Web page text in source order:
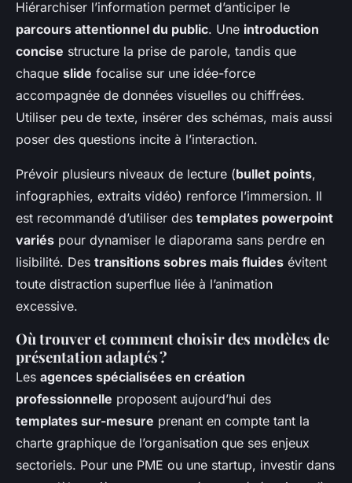
Hiérarchiser l’information permet d’anticiper le
parcours attentionnel du public. Une introduction
concise structure la prise de parole, tandis que
chaque slide focalise sur une idée-force
accompagnée de données visuelles ou chiffrées.
Utiliser peu de texte, insérer des schémas, mais aussi
poser des questions incite à l’interaction.
Prévoir plusieurs niveaux de lecture (bullet points,
infographies, extraits vidéo) renforce l’immersion. Il
est recommandé d’utiliser des templates powerpoint
variés pour dynamiser le diaporama sans perdre en
lisibilité. Des transitions sobres mais fluides évitent
toute distraction superflue liée à l’animation
excessive.
Où trouver et comment choisir des modèles de
présentation adaptés ?
Les agences spécialisées en création
professionnelle proposent aujourd’hui des
templates sur-mesure prenant en compte tant la
charte graphique de l’organisation que ses enjeux
sectoriels. Pour une PME ou une startup, investir dans